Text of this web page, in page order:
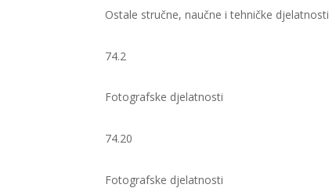
Ostale stručne, naučne i tehničke djelatnosti
74.2
Fotografske djelatnosti
74.20
Fotografske djelatnosti ​